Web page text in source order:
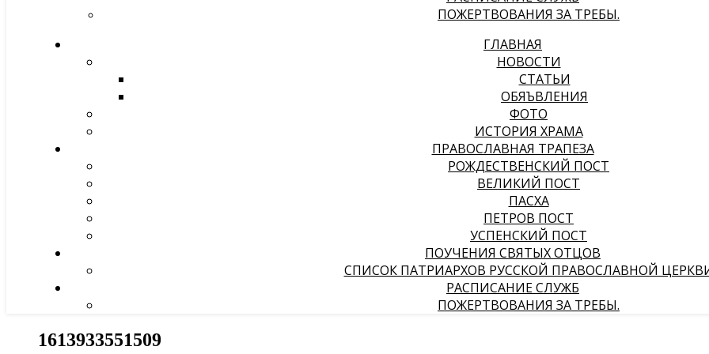
ПОЖЕРТВОВАНИЯ ЗА ТРЕБЫ.
ГЛАВНАЯ
НОВОСТИ
СТАТЬИ
ОБЯЪВЛЕНИЯ
ФОТО
ИСТОРИЯ ХРАМА
ПРАВОСЛАВНАЯ ТРАПЕЗА
РОЖДЕСТВЕНСКИЙ ПОСТ
ВЕЛИКИЙ ПОСТ
ПАСХА
ПЕТРОВ ПОСТ
УСПЕНСКИЙ ПОСТ
ПОУЧЕНИЯ СВЯТЫХ ОТЦОВ
СПИСОК ПАТРИАРХОВ РУССКОЙ ПРАВОСЛАВНОЙ
РАСПИСАНИЕ СЛУЖБ
ПОЖЕРТВОВАНИЯ ЗА ТРЕБЫ.
1613933551509